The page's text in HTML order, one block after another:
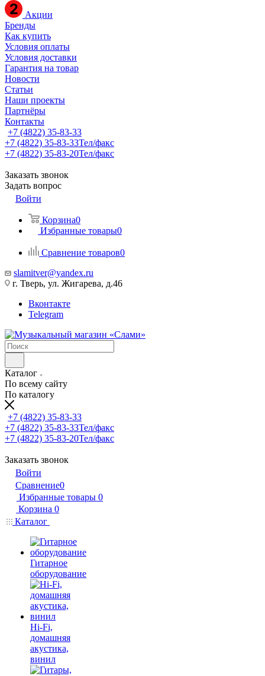
Акции
Бренды
Как купить
Условия оплаты
Условия доставки
Гарантия на товар
Новости
Статьи
Наши проекты
Партнёры
Контакты
+7 (4822) 35-83-33
+7 (4822) 35-83-33Тел/факс
+7 (4822) 35-83-20Тел/факс
Заказать звонок
Задать вопрос
Войти
Корзина0
Избранные товары0
Сравнение товаров0
slamitver@yandex.ru
г. Тверь, ул. Жигарева, д.46
Вконтакте
Telegram
Каталог
По всему сайту
По каталогу
+7 (4822) 35-83-33
+7 (4822) 35-83-33Тел/факс
+7 (4822) 35-83-20Тел/факс
Заказать звонок
Войти
Сравнение0
Избранные товары 0
Корзина 0
Каталог
Гитарное
оборудование
Hi-Fi,
домашняя
акустика,
винил